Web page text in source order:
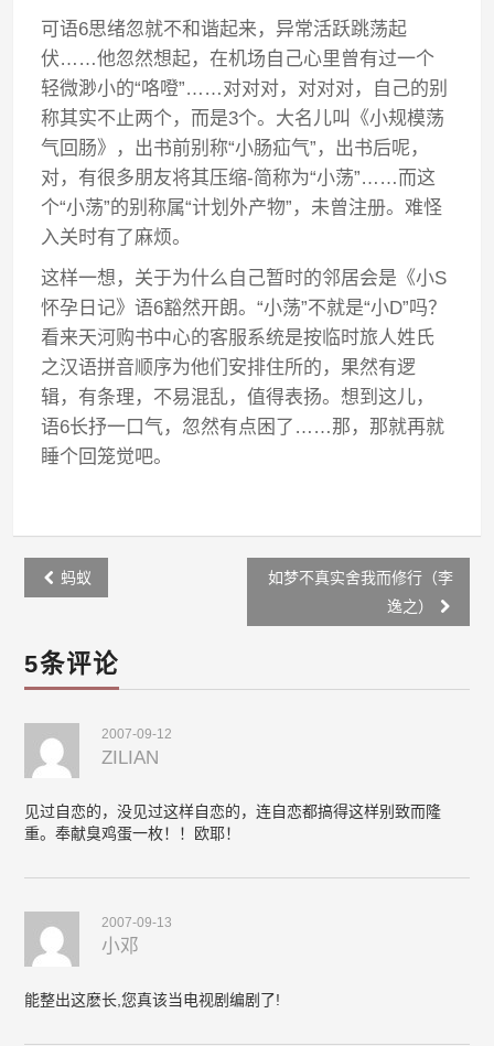
可语6思绪忽就不和谐起来，异常活跃跳荡起
伏……他忽然想起，在机场自己心里曾有过一个
轻微渺小的“咯噔”……对对对，对对对，自己的别
称其实不止两个，而是3个。大名儿叫《小规模荡
气回肠》，出书前别称“小肠疝气”，出书后呢，
对，有很多朋友将其压缩-简称为“小荡”……而这
个“小荡”的别称属“计划外产物”，未曾注册。难怪
入关时有了麻烦。
这样一想，关于为什么自己暂时的邻居会是《小S
怀孕日记》语6豁然开朗。“小荡”不就是“小D”吗？
看来天河购书中心的客服系统是按临时旅人姓氏
之汉语拼音顺序为他们安排住所的，果然有逻
辑，有条理，不易混乱，值得表扬。想到这儿，
语6长抒一口气，忽然有点困了……那，那就再就
睡个回笼觉吧。
Post
navigation
蚂蚁
如梦不真实舍我而修行（李
逸之）
5条评论
2007-09-12
ZILIAN
见过自恋的，没见过这样自恋的，连自恋都搞得这样别致而隆
重。奉献臭鸡蛋一枚！！欧耶！
2007-09-13
小邓
能整出这麽长,您真该当电视剧编剧了!